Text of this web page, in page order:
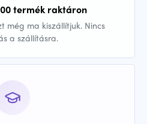
termék raktáron
még ma kiszállítjuk. Nincs
a szállításra.